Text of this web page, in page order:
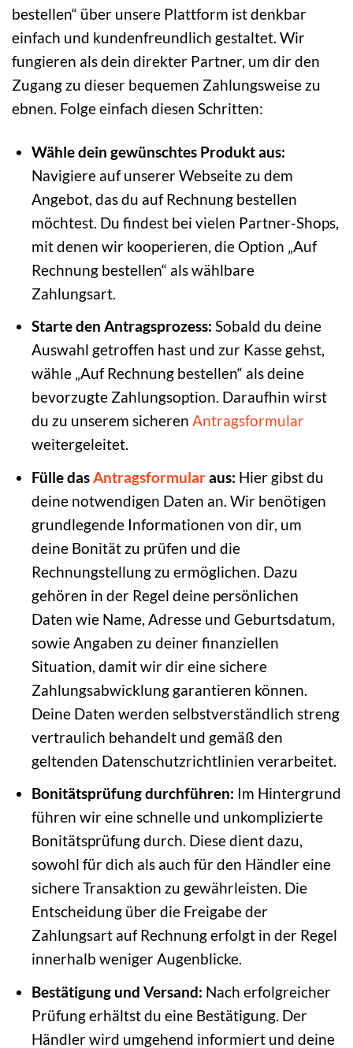
bestellen“ über unsere Plattform ist denkbar
einfach und kundenfreundlich gestaltet. Wir
fungieren als dein direkter Partner, um dir den
Zugang zu dieser bequemen Zahlungsweise zu
ebnen. Folge einfach diesen Schritten:
Wähle dein gewünschtes Produkt aus:
Navigiere auf unserer Webseite zu dem
Angebot, das du auf Rechnung bestellen
möchtest. Du findest bei vielen Partner-Shops,
mit denen wir kooperieren, die Option „Auf
Rechnung bestellen“ als wählbare
Zahlungsart.
Starte den Antragsprozess: Sobald du deine
Auswahl getroffen hast und zur Kasse gehst,
wähle „Auf Rechnung bestellen“ als deine
bevorzugte Zahlungsoption. Daraufhin wirst
du zu unserem sicheren Antragsformular
weitergeleitet.
Fülle dasAntragsformularaus: Hier gibst du
deine notwendigen Daten an. Wir benötigen
grundlegende Informationen von dir, um
deine Bonität zu prüfen und die
Rechnungstellung zu ermöglichen. Dazu
gehören in der Regel deine persönlichen
Daten wie Name, Adresse und Geburtsdatum,
sowie Angaben zu deiner finanziellen
Situation, damit wir dir eine sichere
Zahlungsabwicklung garantieren können.
Deine Daten werden selbstverständlich streng
vertraulich behandelt und gemäß den
geltenden Datenschutzrichtlinien verarbeitet.
Bonitätsprüfung durchführen: Im Hintergrund
führen wir eine schnelle und unkomplizierte
Bonitätsprüfung durch. Diese dient dazu,
sowohl für dich als auch für den Händler eine
sichere Transaktion zu gewährleisten. Die
Entscheidung über die Freigabe der
Zahlungsart auf Rechnung erfolgt in der Regel
innerhalb weniger Augenblicke.
Bestätigung und Versand: Nach erfolgreicher
Prüfung erhältst du eine Bestätigung. Der
Händler wird umgehend informiert und deine